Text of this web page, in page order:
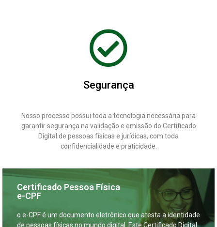
Segurança
Nosso processo possui toda a tecnologia necessária para
garantir segurança na validação e emissão do Certificado
Digital de pessoas físicas e jurídicas, com toda
confidencialidade e praticidade.
Certificado Pessoa Física
e-CPF
o e-CPF é um documento eletrônico que atesta a identidade
de pessoas físicas no mundo digital. Este Certificado Digital